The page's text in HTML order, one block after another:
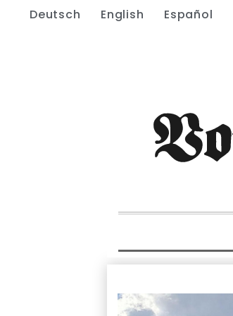
Deutsch English Español